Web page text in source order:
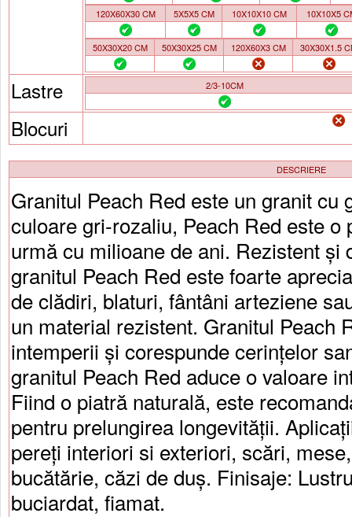
120X60X30 CM 5X5X5 CM 10X10X10 CM 10X10X5
50X30X20 CM 50X30X25 CM 120X60X3 CM 30X30X1.5
Lastre 2/3-10CM
Blocuri
DESCRIERE
Granitul Peach Red este un granit cu
culoare gri-rozaliu, Peach Red este
urmă cu milioane de ani. Rezistent și
granitul Peach Red este foarte
de clădiri, blaturi, fântâni arteziene
un material rezistent. Granitul Peach
intemperii și corespunde cerințelor
granitul Peach Red aduce o valoare
Fiind o piatră naturală, este
pentru prelungirea longevității.
pereți interiori si exteriori, scări,
bucătărie, căzi de duș. Finisaje:
buciardat, fiamat.